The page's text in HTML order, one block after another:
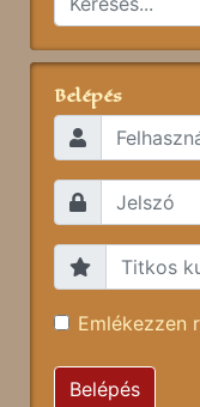
Belépés
Emlékezzen
Belépés